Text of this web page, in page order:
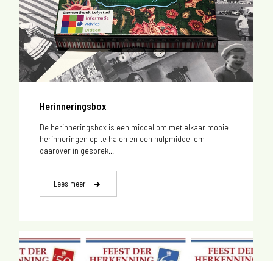
Herinneringsbox
De herinneringsbox is een middel om met elkaar mooie
herinneringen op te halen en een hulpmiddel om
daarover in gesprek...
Lees meer